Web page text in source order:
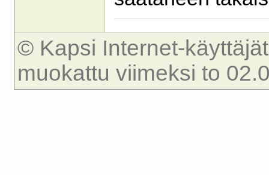
© Kapsi Internet-
muokattu viimeksi to